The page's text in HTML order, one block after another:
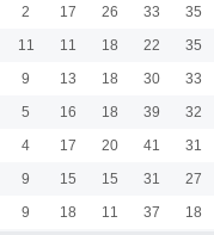
2 17 26 33
35
11 11 18 22
35
9 13 18 30
33
5 16 18 39
32
4 17 20 41
31
9 15 15 31
27
9 18 11 37 18